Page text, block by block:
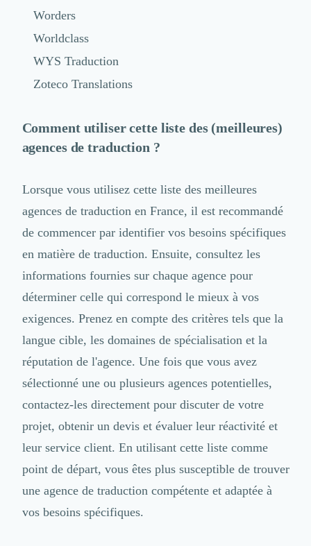
Worders
Worldclass
WYS Traduction
Zoteco Translations
Comment utiliser cette liste des (meilleures)
agences de traduction ?
Lorsque vous utilisez cette liste des meilleures
agences de traduction en France, il est recommandé
de commencer par identifier vos besoins spécifiques
en matière de traduction. Ensuite, consultez les
informations fournies sur chaque agence pour
déterminer celle qui correspond le mieux à vos
exigences. Prenez en compte des critères tels que la
langue cible, les domaines de spécialisation et la
réputation de l'agence. Une fois que vous avez
sélectionné une ou plusieurs agences potentielles,
contactez-les directement pour discuter de votre
projet, obtenir un devis et évaluer leur réactivité et
leur service client. En utilisant cette liste comme
point de départ, vous êtes plus susceptible de trouver
une agence de traduction compétente et adaptée à
vos besoins spécifiques.